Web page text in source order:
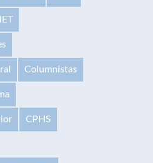
Columnistas
CPHS